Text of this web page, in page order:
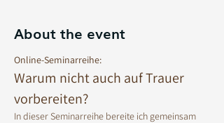
About the event
Online-Seminarreihe:
Warum nicht auch auf Trauer
vorbereiten?
In dieser Seminarreihe bereite ich gemeinsam